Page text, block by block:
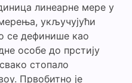
линеарне мере у
укључујући
се дефинише као
особе до прстију
стопало
Првобитно је